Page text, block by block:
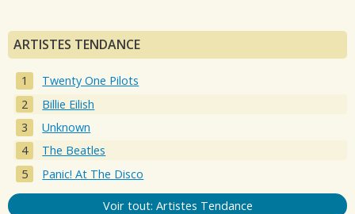
ARTISTES TENDANCE
Twenty One Pilots
Billie Eilish
Unknown
The Beatles
Panic! At The Disco
Voir tout: Artistes Tendance